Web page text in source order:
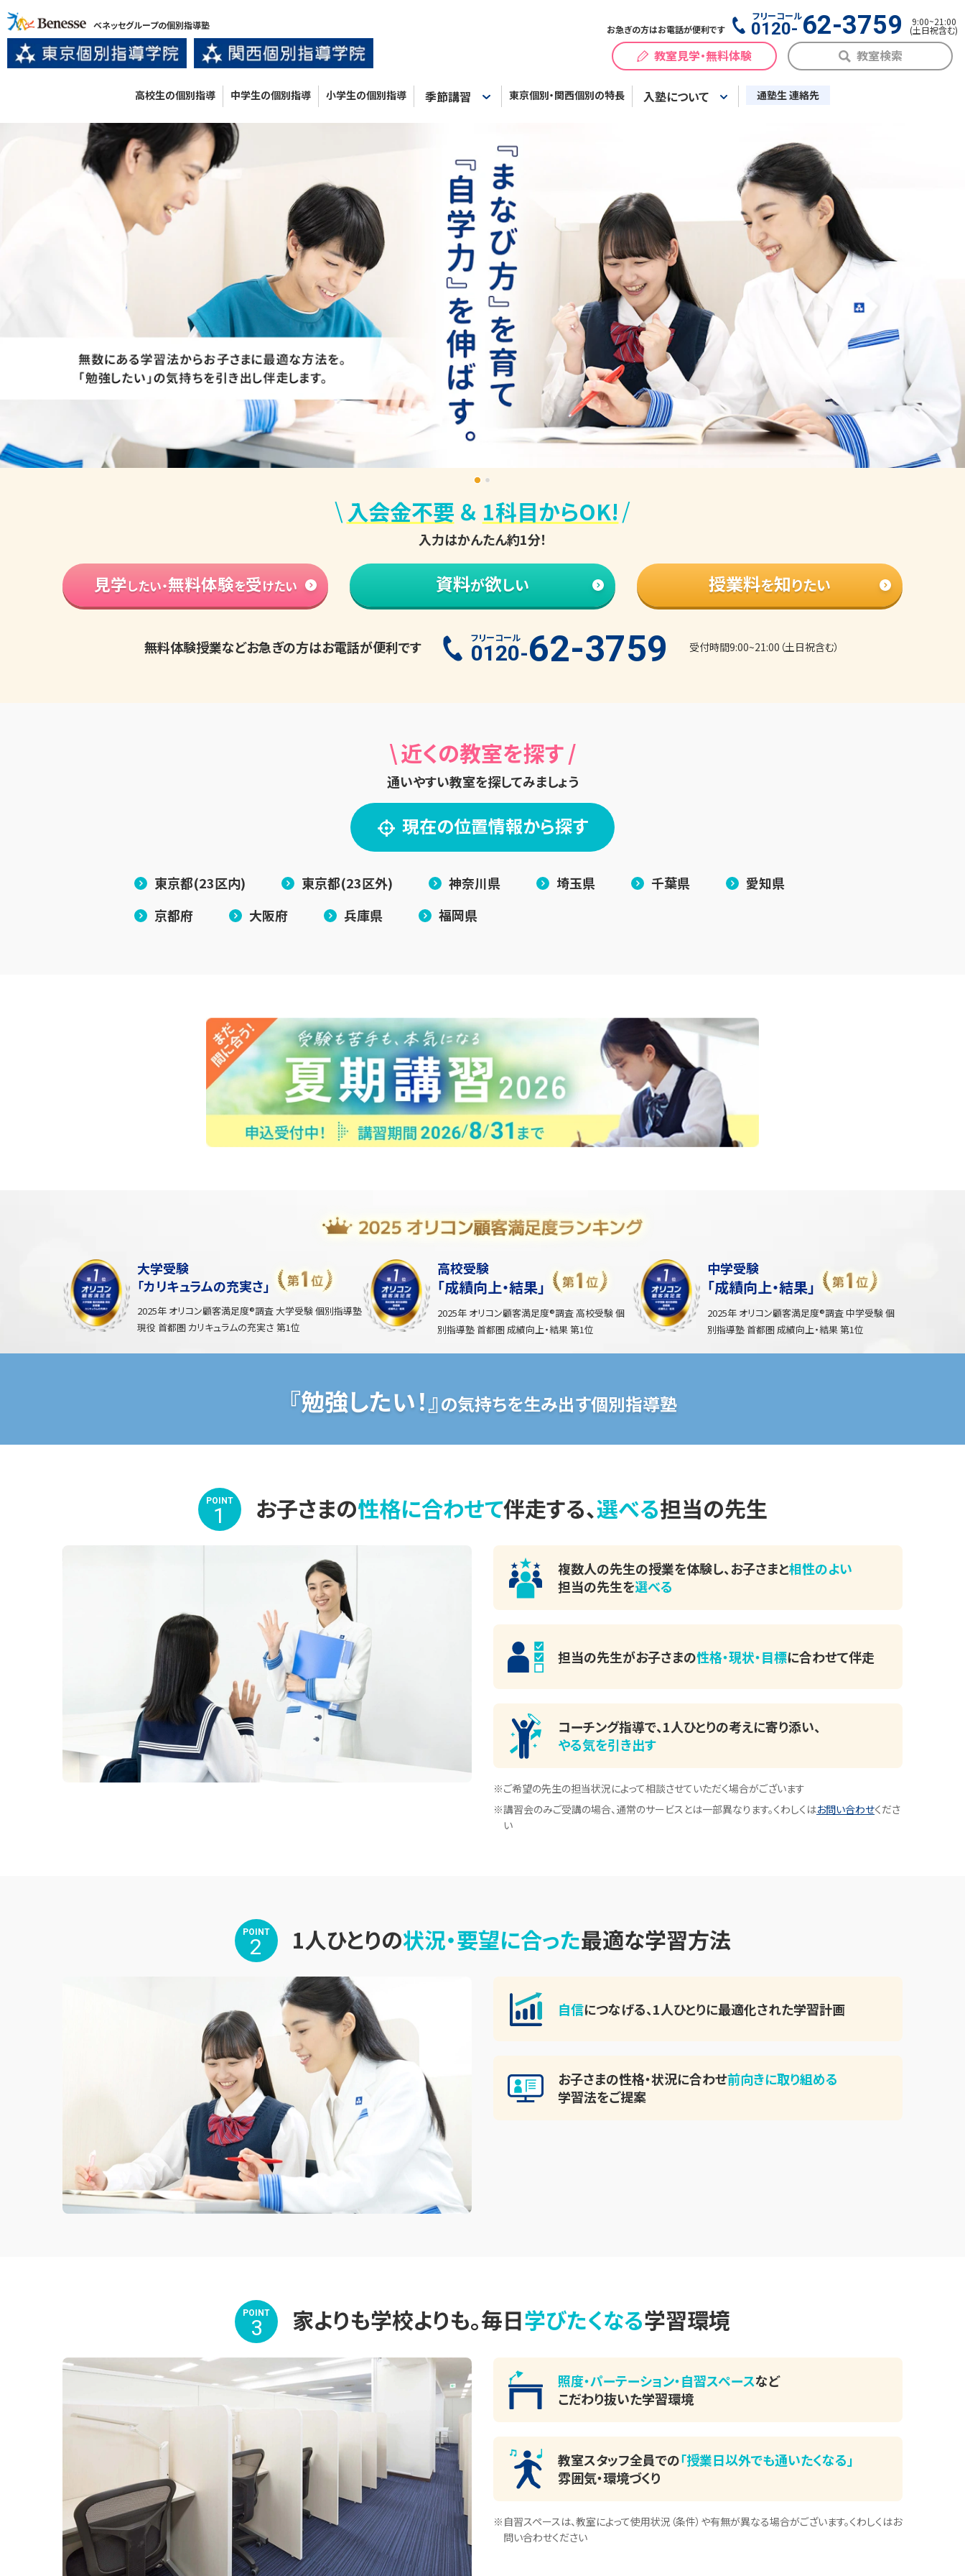
ベネッセグループの個別指導塾 お急ぎの方はお電話が便利です
フリーコール
0120- 62-3759 9:00~21:00
(土日祝含む)
教室見学・無料体験 教室検索
高校生の個別指導 中学生の個別指導 小学生の個別指導 季節講習 東京個別・関西個別の特長 入塾について 通塾生 連絡先
\ 入会金不要 ＆ 1科目からOK! /
入力はかんたん約1分！
見学したい・無料体験を受けたい 資料が欲しい 授業料を知りたい
無料体験授業などお急ぎの方はお電話が便利です
フリーコール
0120-62-3759 受付時間9:00~21:00（土日祝含む）
\近くの教室を探す/
通いやすい教室を探してみましょう
現在の位置情報から探す
東京都(23区内) 東京都(23区外) 神奈川県 埼玉県 千葉県
愛知県
京都府
大阪府 兵庫県 福岡県
大学受験
「カリキュラムの充実さ」
2025年 オリコン顧客満足度®調査 大学受験 個別指導塾
現役 首都圏 カリキュラムの充実さ 第1位
高校受験
「成績向上・結果」
2025年 オリコン顧客満足度®調査 高校受験 個
別指導塾 首都圏 成績向上・結果 第1位
中学受験
「成績向上・結果」
2025年 オリコン顧客満足度®調査 中学受験 個
別指導塾 首都圏 成績向上・結果 第1位
『勉強したい！』の気持ちを生み出す個別指導塾
POINT
1 お子さまの性格に合わせて伴走する、選べる担当の先生
複数人の先生の授業を体験し、お子さまと相性のよい
担当の先生を選べる
担当の先生がお子さまの性格・現状・目標に合わせて伴走
コーチング指導で、1人ひとりの考えに寄り添い、
やる気を引き出す
※ご希望の先生の担当状況によって相談させていただく場合がございます
※講習会のみご受講の場合、通常のサービスとは一部異なります。くわしくはお問い合わせくださ
い
POINT
2 1人ひとりの状況・要望に合った最適な学習方法
自信につなげる、1人ひとりに最適化された学習計画
お子さまの性格・状況に合わせ前向きに取り組める
学習法をご提案
POINT
3 家よりも学校よりも。毎日学びたくなる学習環境
照度・パーテーション・自習スペースなど
こだわり抜いた学習環境
教室スタッフ全員での「授業日以外でも通いたくなる」
雰囲気・環境づくり
※自習スペースは、教室によって使用状況（条件）や有無が異なる場合がございます。くわしくはお
問い合わせください